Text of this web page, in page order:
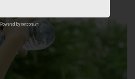
Powered by netcore.vn